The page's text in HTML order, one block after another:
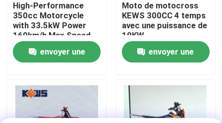
Blog
4 motos d'Enduro de course
Deux motos d'Enduro de course
Motos de rassemblement
High-Performance
350cc Motorcycle
with 33.5kW Power
160km/h Max Speed
and 1460mm
Wheelbase for
Motocross
envoyer une
Moto de motocross
KEWS 300CC 4 temps
avec une puissance de
19KW
envoyer une